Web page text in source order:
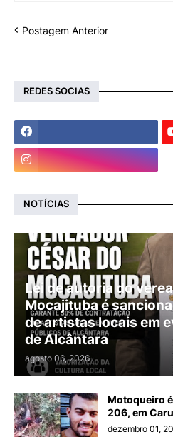
Postagem Anterior
REDES SOCIAS
NOTÍCIAS
Lei de autoria do
Mocajituba é
de artistas locais em
de Alcântara
agosto 06, 2026
Motoqueiro
206, em
dezembro 01,